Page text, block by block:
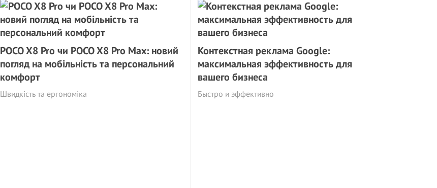
POCO X8 Pro чи POCO X8 Pro Max: новий
погляд на мобільність та персональний
комфорт
Швидкість та ергономіка
Контекстная реклама Google:
максимальная эффективность для
вашего бизнеса
Быстро и эффективно